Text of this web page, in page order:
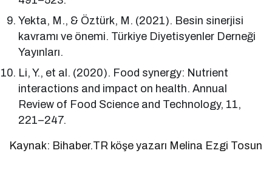
Yekta, M., & Öztürk, M. (2021). Besin sinerjisi
kavramı ve önemi. Türkiye Diyetisyenler Derneği
Yayınları.
Li, Y., et al. (2020). Food synergy: Nutrient
interactions and impact on health. Annual
Review of Food Science and Technology, 11,
221–247.
Kaynak: Bihaber.TR köşe yazarı Melina Ezgi Tosun